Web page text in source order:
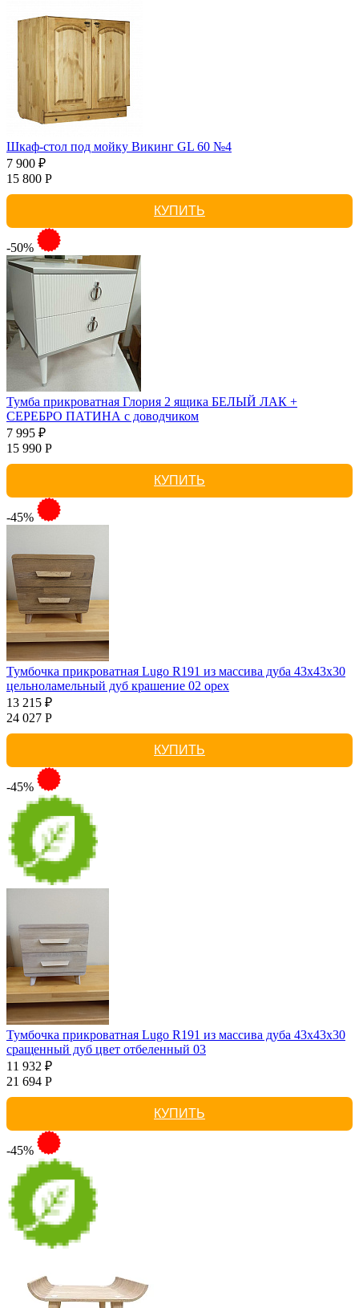
Шкаф-стол под мойку Викинг GL 60 №4
7 900 ₽
15 800 Р
КУПИТЬ
-50%
Тумба прикроватная Глория 2 ящика БЕЛЫЙ ЛАК +
СЕРЕБРО ПАТИНА с доводчиком
7 995 ₽
15 990 Р
КУПИТЬ
-45%
Тумбочка прикроватная Lugo R191 из массива дуба 43х43х30
цельноламельный дуб крашение 02 орех
13 215 ₽
24 027 Р
КУПИТЬ
-45%
Тумбочка прикроватная Lugo R191 из массива дуба 43х43х30
сращенный дуб цвет отбеленный 03
11 932 ₽
21 694 Р
КУПИТЬ
-45%